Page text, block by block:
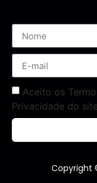
Aceito os
Privacidade do
Copyright